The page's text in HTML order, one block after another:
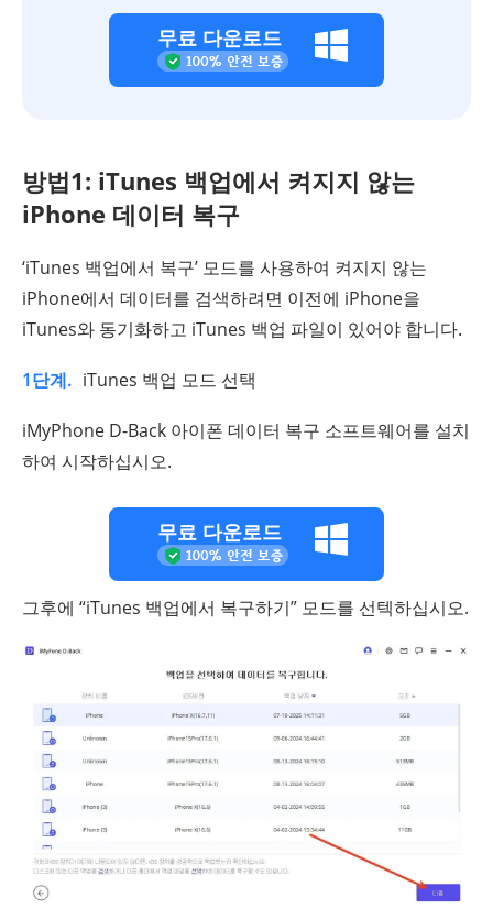
무료 다운로드
방법1: iTunes 백업에서 켜지지 않는
iPhone 데이터 복구
‘iTunes 백업에서 복구’ 모드를 사용하여 켜지지 않는
iPhone에서 데이터를 검색하려면 이전에 iPhone을
iTunes와 동기화하고 iTunes 백업 파일이 있어야 합니다.
1단계. iTunes 백업 모드 선택
iMyPhone D-Back 아이폰 데이터 복구 소프트웨어를 설치
하여 시작하십시오.
무료 다운로드
그후에 “iTunes 백업에서 복구하기” 모드를 선텍하십시오.